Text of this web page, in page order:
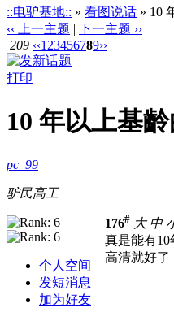
::电驴基地:: » 看图说话 » 10
‹‹ 上一主题 | 下一主题 ››
209 ‹‹1 23456789››
打印
10 年以上基
pc_99
驴民高工
个人空间
发短消息
加为好友
176# 大 中
真是能有
高清就好了